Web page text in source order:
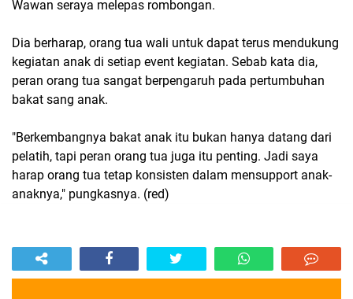
Wawan seraya melepas rombongan.
Dia berharap, orang tua wali untuk dapat terus mendukung
kegiatan anak di setiap event kegiatan. Sebab kata dia,
peran orang tua sangat berpengaruh pada pertumbuhan
bakat sang anak.
"Berkembangnya bakat anak itu bukan hanya datang dari
pelatih, tapi peran orang tua juga itu penting. Jadi saya
harap orang tua tetap konsisten dalam mensupport anak-
anaknya," pungkasnya. (red)